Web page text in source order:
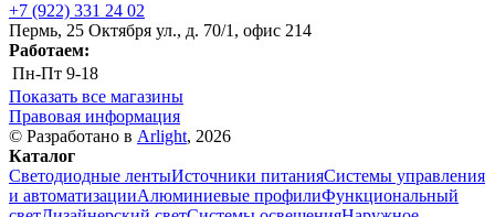
+7 (922) 331 24 02
Пермь, 25 Октября ул., д. 70/1, офис 214
Работаем:
Пн-Пт 9-18
Показать все магазины
Правовая информация
© Разработано в Arlight, 2026
Каталог
Светодиодные лентыИсточники питанияСистемы управления
и автоматизацииАлюминиевые профилиФункциональный